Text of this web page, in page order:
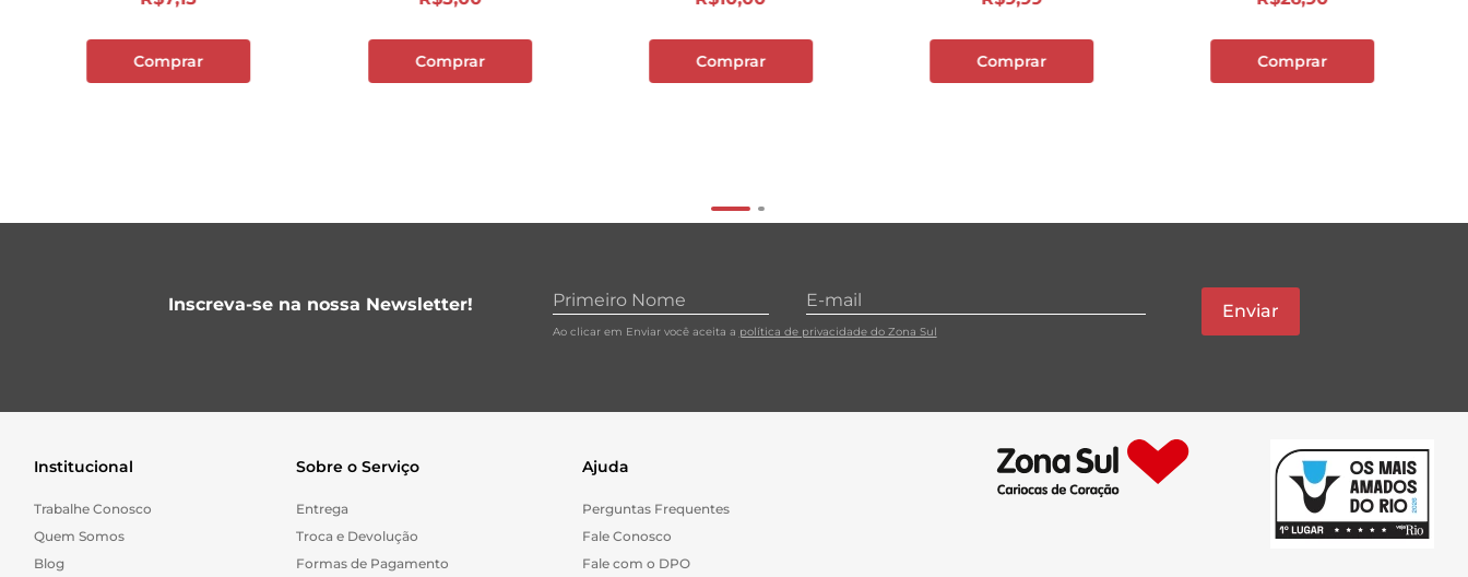
Comprar Comprar Comprar Comprar Comprar
Inscreva-se na nossa Newsletter!
Ao clicar em Enviar você aceita a política de privacidade do Zona Sul
Enviar
Institucional
Trabalhe Conosco
Quem Somos
Blog
Sobre o Serviço
Entrega
Troca e Devolução
Formas de Pagamento
Ajuda
Perguntas Frequentes
Fale Conosco
Fale com o DPO